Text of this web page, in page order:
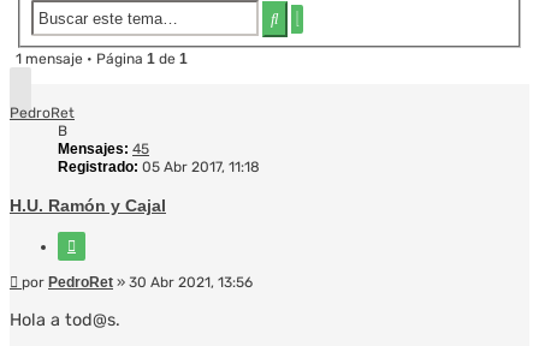
Buscar
Búsqueda
avanzada
1 mensaje • Página 1 de 1
PedroRet
B
Mensajes: 45
Registrado: 05 Abr 2017, 11:18
H.U. Ramón y Cajal
Mensaje
por PedroRet » 30 Abr 2021, 13:56
Hola a tod@s.